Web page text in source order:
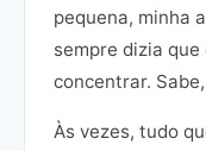
pequena, minha
sempre dizia
concentrar.
Às vezes, tudo